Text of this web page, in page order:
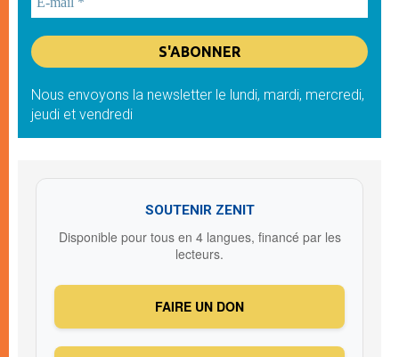
Nous envoyons la newsletter le lundi, mardi, mercredi,
jeudi et vendredi
SOUTENIR ZENIT
Disponible pour tous en 4 langues, financé par les
lecteurs.
FAIRE UN DON